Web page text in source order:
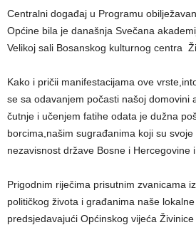
Centralni događaj u Programu
Općine bila je današnja Svečana
Velikoj sali Bosanskog kulturnog centra
Kako i pričii manifestacijama ove
se sa odavanjem počasti našoj domovini
čutnje i učenjem fatihe odata je dužna
borcima,našim sugrađanima koji su
nezavisnost države Bosne i Hercegovine
Prigodnim riječima prisutnim zvanicama
političkog života i građanima naše
predsjedavajući Općinskog vijeća